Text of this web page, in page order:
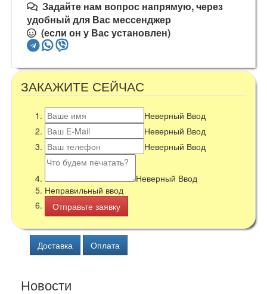
Задайте нам вопрос напрямую, через
удобный для Вас мессенджер
(если он у Вас установлен)
ЗАКАЖИТЕ СЕЙЧАС
Неверный Ввод
Неверный Ввод
Неверный Ввод
Неверный Ввод
Неправильный ввод
Доставка Оплата
Новости